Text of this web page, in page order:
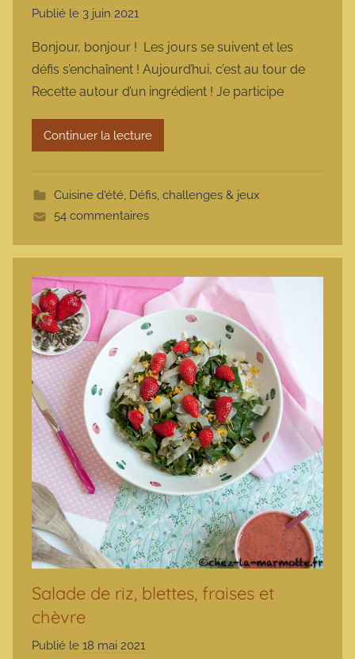
Publié le 3 juin 2021
m
a
r
m
t
e
Bonjour, bonjour ! Les jours se suivent et les
défis s’enchaînent ! Aujourd’hui, c’est au tour de
Recette autour d’un ingrédient ! Je participe
Continuer la lecture
Cuisine d'été, Défis, challenges & jeux
54 commentaires
Salade de riz, blettes, fraises et
chèvre
Publié le 18 mai 2021